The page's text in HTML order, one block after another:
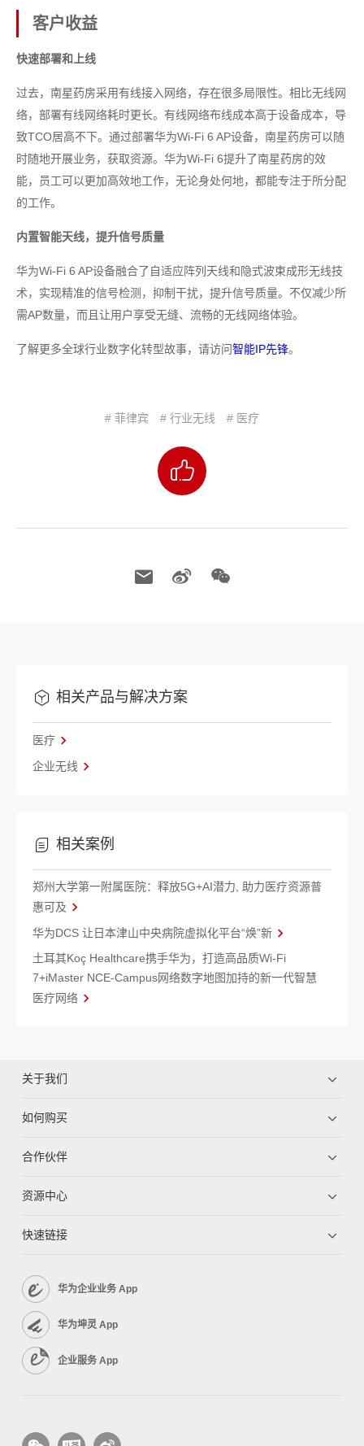
客户收益
快速部署和上线
过去，南星药房采用有线接入网络，存在很多局限性。相比无线网
络，部署有线网络耗时更长。有线网络布线成本高于设备成本，导
致TCO居高不下。通过部署华为Wi-Fi 6 AP设备，南星药房可以随
时随地开展业务，获取资源。华为Wi-Fi 6提升了南星药房的效
能，员工可以更加高效地工作，无论身处何地，都能专注于所分配
的工作。
内置智能天线，提升信号质量
华为Wi-Fi 6 AP设备融合了自适应阵列天线和隐式波束成形无线技
术，实现精准的信号检测，抑制干扰，提升信号质量。不仅减少所
需AP数量，而且让用户享受无缝、流畅的无线网络体验。
了解更多全球行业数字化转型故事，请访问智能IP先锋。
# 菲律宾 # 行业无线 # 医疗
相关产品与解决方案
医疗
企业无线
相关案例
郑州大学第一附属医院：释放5G+AI潜力, 助力医疗资源普
惠可及
华为DCS 让日本津山中央病院虚拟化平台“焕”新
土耳其Koç Healthcare携手华为，打造高品质Wi-Fi
7+iMaster NCE-Campus网络数字地图加持的新一代智慧
医疗网络
关于我们
如何购买
合作伙伴
资源中心
快速链接
华为企业业务 App
华为坤灵 App
企业服务 App